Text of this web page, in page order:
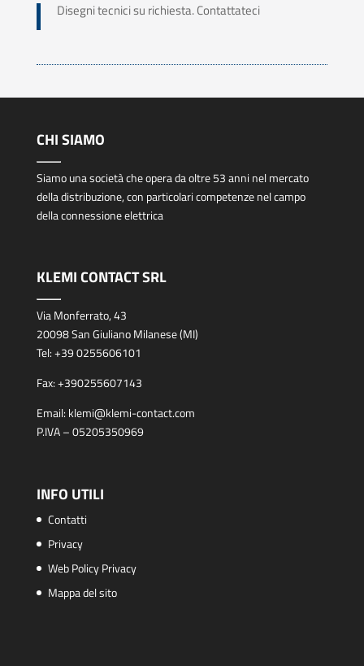
Disegni tecnici su richiesta. Contattateci
CHI SIAMO
Siamo una società che opera da oltre 53 anni nel mercato
della distribuzione, con particolari competenze nel campo
della connessione elettrica
KLEMI CONTACT SRL
Via Monferrato, 43
20098 San Giuliano Milanese (MI)
Tel:+39 0255606101
Fax:+390255607143
Email: klemi@klemi-contact.com
P.IVA – 05205350969
INFO UTILI
Contatti
Privacy
Web Policy Privacy
Mappa del sito